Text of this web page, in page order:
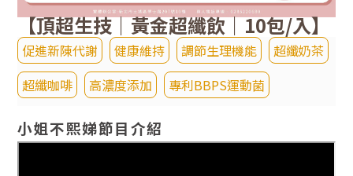
【頂超生技｜黃金超纖飲｜10包/入】
促進新陳代謝 健康維持 調節生理機能
超纖奶茶
超纖咖啡
高濃度添加 專利BBPS運動菌
小姐不熙娣節目介紹